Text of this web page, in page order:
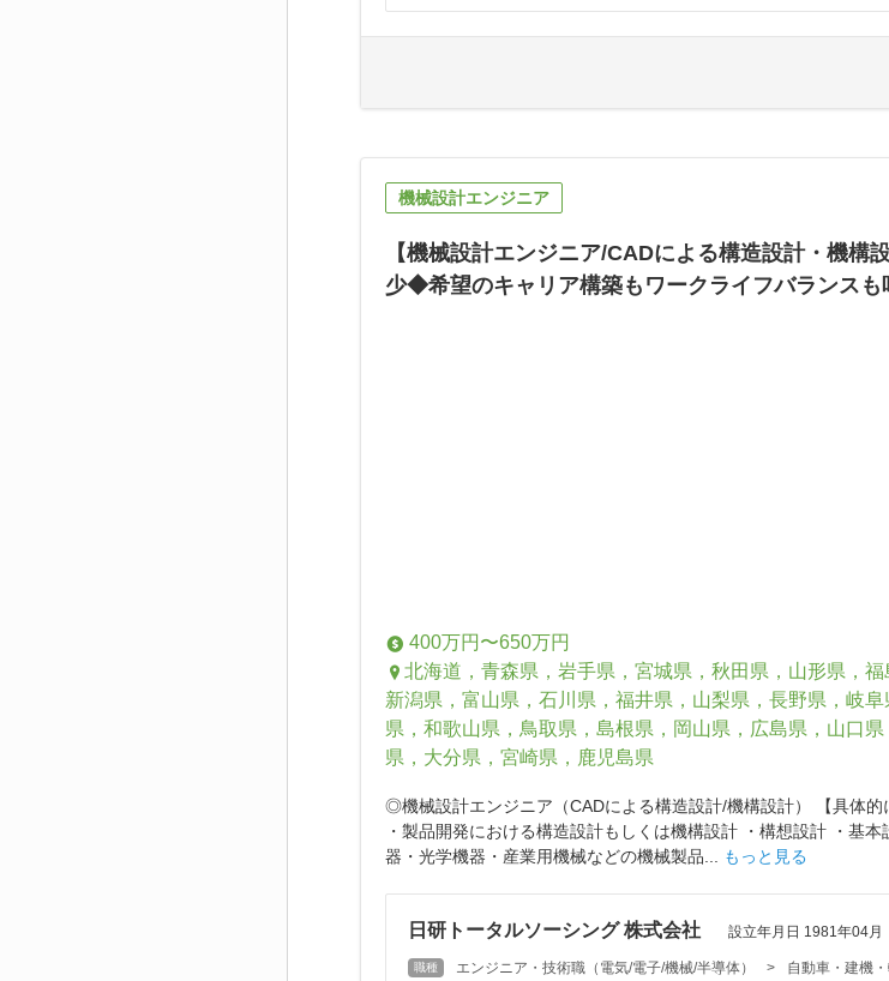
機械設計エンジニア
【機械設計エンジニア/CADによる構造設計・機
少◆希望のキャリア構築もワークライフバランスも
400万円〜650万円
北海道，青森県，岩手県，宮城県，秋田県，山形県，
新潟県，富山県，石川県，福井県，山梨県，長野県，岐
県，和歌山県，鳥取県，島根県，岡山県，広島県，山口
県，大分県，宮崎県，鹿児島県
◎機械設計エンジニア（CADによる構造設計/機構設計） 【具体
・製品開発における構造設計もしくは機構設計 ・構想設計 ・基
器・光学機器・産業用機械などの機械製品...
もっと見る
日研トータルソーシング 株式会社 設立年月日 1981年04月
職種 エンジニア・技術職（電気/電子/機械/半導体） > 自動車・建機